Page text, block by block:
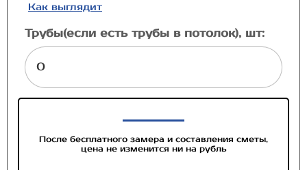
Как выглядит
Трубы(если есть трубы в потолок), шт:
После бесплатного замера и составления сметы,
цена не изменится ни на рубль